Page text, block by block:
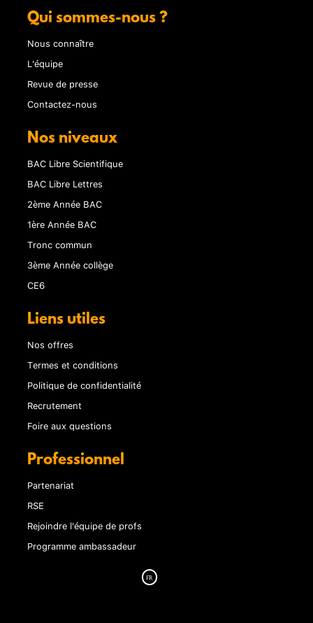
Qui sommes-nous ?
Nous connaître
L'équipe
Revue de presse
Contactez-nous
Nos niveaux
BAC Libre Scientifique
BAC Libre Lettres
2ème Année BAC
1ère Année BAC
Tronc commun
3ème Année collège
CE6
Liens utiles
Nos offres
Termes et conditions
Politique de confidentialité
Recrutement
Foire aux questions
Professionnel
Partenariat
RSE
Rejoindre l'équipe de profs
Programme ambassadeur